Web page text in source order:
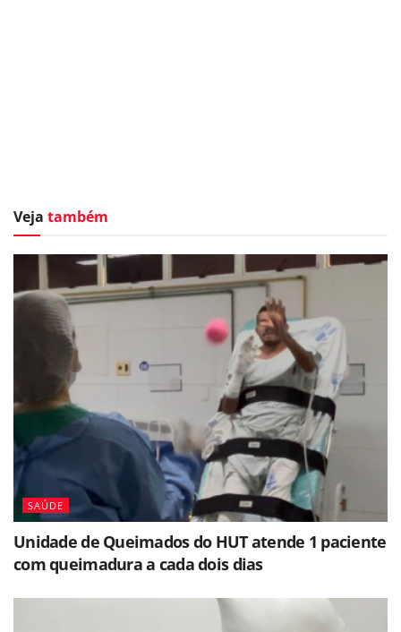
Veja também
SAÚDE
Unidade de Queimados do HUT atende 1 paciente
com queimadura a cada dois dias